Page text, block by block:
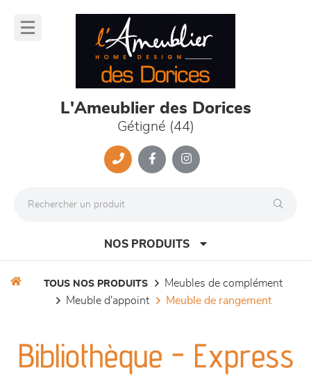
L'Ameublier des Dorices
Gétigné (44)
NOS PRODUITS
séjours
TOUS NOS PRODUITS
meubles de complément
meuble d'appoint
meuble de rangement
Bibliothèque - Express